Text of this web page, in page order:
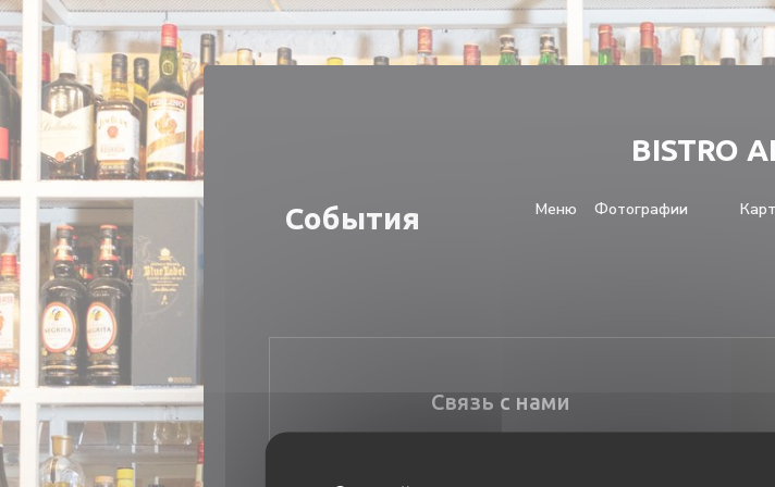
Панель управления cookies
BISTRO
Меню Фотографии
События
Связь с нами